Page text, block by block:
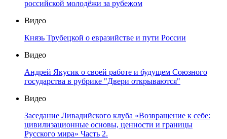
российской молодёжи за рубежом
Видео
Князь Трубецкой о евразийстве и пути России
Видео
Андрей Якусик о своей работе и будущем Союзного
государства в рубрике "Двери открываются"
Видео
Заседание Ливадийского клуба «Возвращение к себе:
цивилизационные основы, ценности и границы
Русского мира» Часть 2.